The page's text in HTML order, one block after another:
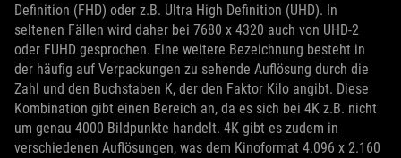
Definition (FHD) oder z.B. Ultra High Definition (UHD). In
seltenen Fällen wird daher bei 7680 x 4320 auch von UHD-2
oder FUHD gesprochen. Eine weitere Bezeichnung besteht in
der häufig auf Verpackungen zu sehende Auflösung durch die
Zahl und den Buchstaben K, der den Faktor Kilo angibt. Diese
Kombination gibt einen Bereich an, da es sich bei 4K z.B. nicht
um genau 4000 Bildpunkte handelt. 4K gibt es zudem in
verschiedenen Auflösungen, was dem Kinoformat 4.096 x 2.160